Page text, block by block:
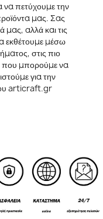
πετύχουμε την
μας. Σας
αλλά και τις
εκθέτουμε μέσω
στις πιο
που μπορούμε να
για την
articraft.gr